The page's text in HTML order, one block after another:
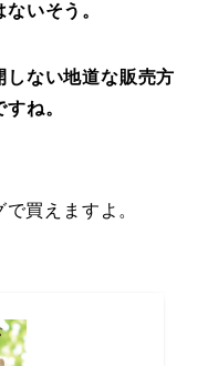
いそう。
しない地道な販売方
ね。
買えますよ。